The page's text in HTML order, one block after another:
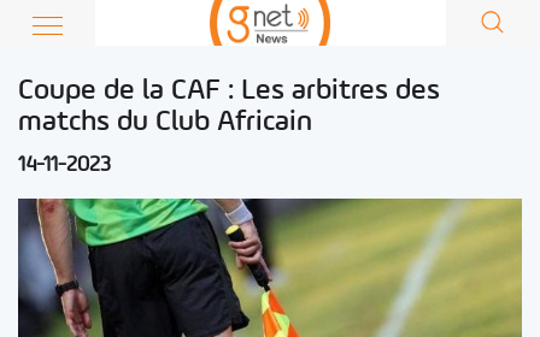
Coupe de la CAF : Les arbitres des
matchs du Club Africain
14-11-2023